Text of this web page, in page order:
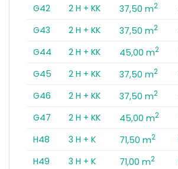
G42
2 H + KK 37,50 m2
G43
2 H + KK 37,50 m2
G44
2 H + KK 45,00 m2
G45
2 H + KK 37,50 m2
G46
2 H + KK 37,50 m2
G47
2 H + KK 45,00 m2
H48
3 H + K 71,50 m2
H49
3 H + K 71,00 m2